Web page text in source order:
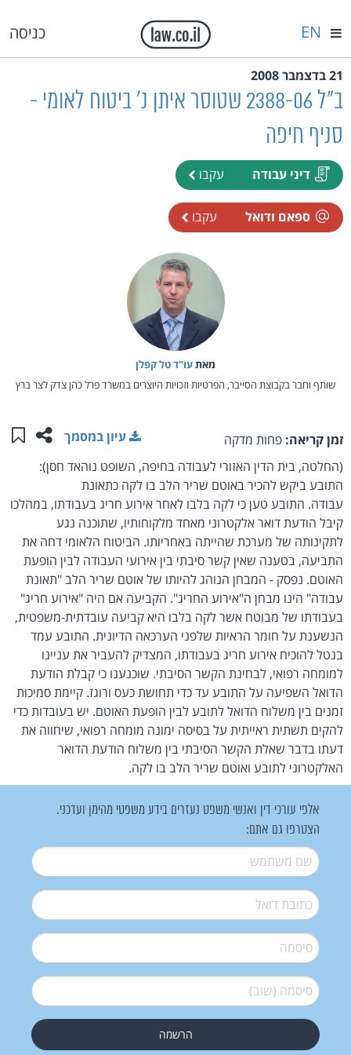
כניסה EN
21 בדצמבר 2008
ב"ל 2388-06 שטוסר איתן נ' ביטוח לאומי -
סניף חיפה
דיני עבודה עקבו
ספאם ודואל עקבו
מאת‏עו"ד טל קפלן
שותף וחבר בקבוצת הסייבר, הפרטיות וזכויות היוצרים במשרד פרל כהן צדק לצר ברץ
זמן קריאה: פחות מדקה שתפו
עיון במסמך
(החלטה, בית הדין האזורי לעבודה בחיפה, השופט נוהאד חסן):
התובע ביקש להכיר באוטם שריר הלב בו לקה כתאונת
עבודה. התובע טען כי לקה בלבו לאחר אירוע חריג בעבודתו, במהלכו
קיבל הודעת דואר אלקטרוני מאחד מלקוחותיו, שתוכנה נגע
לתקינותה של מערכת שהייתה באחריותו. הביטוח הלאומי דחה את
התביעה, בטענה שאין קשר סיבתי בין אירועי העבודה לבין הופעת
האוטם. נפסק - המבחן הנוהג להיותו של אוטם שריר הלב "תאונת
עבודה" הינו מבחן ה"אירוע החריג". הקביעה אם היה "אירוע חריג"
בעבודתו של מבוטח אשר לקה בלבו היא קביעה עובדתית-משפטית,
הנשענת על חומר הראיות שלפני הערכאה הדיונית. התובע עמד
בנטל להוכיח אירוע חריג בעבודתו, המצדיק להעביר את עניינו
למומחה רפואי, לבחינת הקשר הסיבתי. שוכנענו כי קבלת הודעת
הדואל השפיעה על התובע עד כדי תחושת כעס ורוגז. קיימת סמיכות
זמנים בין משלוח הדואל לתובע לבין הופעת האוטם. יש בעובדות כדי
להקים תשתית ראייתית על בסיסה ימונה מומחה רפואי, שיחווה את
דעתו בדבר שאלת הקשר הסיבתי בין משלוח הודעת הדואר
האלקטרוני לתובע ואוטם שריר הלב בו לקה.
אלפי עורכי דין ואנשי משפט נעזרים בידע משפטי מהימן ועדכני.
הצטרפו גם אתם:
שם משתמש*
דואל*
סיסמה*
סיסמה (שוב)*